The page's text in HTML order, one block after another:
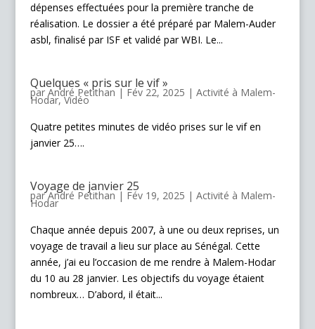
dépenses effectuées pour la première tranche de
réalisation. Le dossier a été préparé par Malem-Auder
asbl, finalisé par ISF et validé par WBI. Le...
Quelques « pris sur le vif »
par André Petithan | Fév 22, 2025 | Activité à Malem-
Hodar,Vidéo
Quatre petites minutes de vidéo prises sur le vif en
janvier 25….
Voyage de janvier 25
parAndré Petithan | Fév 19, 2025 | Activité à Malem-
Hodar
Chaque année depuis 2007, à une ou deux reprises, un
voyage de travail a lieu sur place au Sénégal. Cette
année, j’ai eu l’occasion de me rendre à Malem-Hodar
du 10 au 28 janvier. Les objectifs du voyage étaient
nombreux… D’abord, il était...